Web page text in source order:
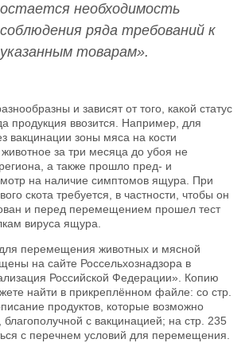
остается необходимость
соблюдения ряда требований к
указанным товарам».
и зависят от того, какой статус
продукция ввозится. Например, для
вакцинации зоны мяса на кости
за три месяца до убоя не
а также прошло пред- и
на наличие симптомов ящура. При
скота требуется, в частности, чтобы он
и перед перемещением прошел тест
вируса ящура.
перемещения животных и мясной
на сайте Россельхознадзора в
Российской Федерации». Копию
найти в прикреплённом файле: со стр.
продуктов, которые возможно
благополучной с вакцинацией; на стр. 235
с перечнем условий для перемещения.